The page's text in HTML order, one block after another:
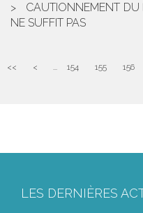
CAUTIONNEMENT DU
NE SUFFIT PAS
<< < ... 154 155 156
LES DERNIÈRES